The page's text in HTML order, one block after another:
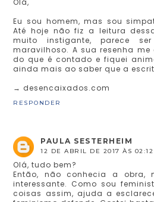
Olá,
Eu sou homem, mas sou
Até hoje não fiz a leitura
muito instigante, parece
maravilhoso. A sua resenha
do que é contado e fiquei
ainda mais ao saber que a
→ desencaixados.com
RESPONDER
PAULA SESTERHEIM
12 DE ABRIL DE 2017 ÀS 02:12
Olá, tudo bem?
Então, não conhecia a obra,
interessante. Como sou
coisas assim, ajuda a